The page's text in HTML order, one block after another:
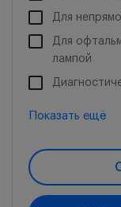
Для
Для
лампой
Показать ещё